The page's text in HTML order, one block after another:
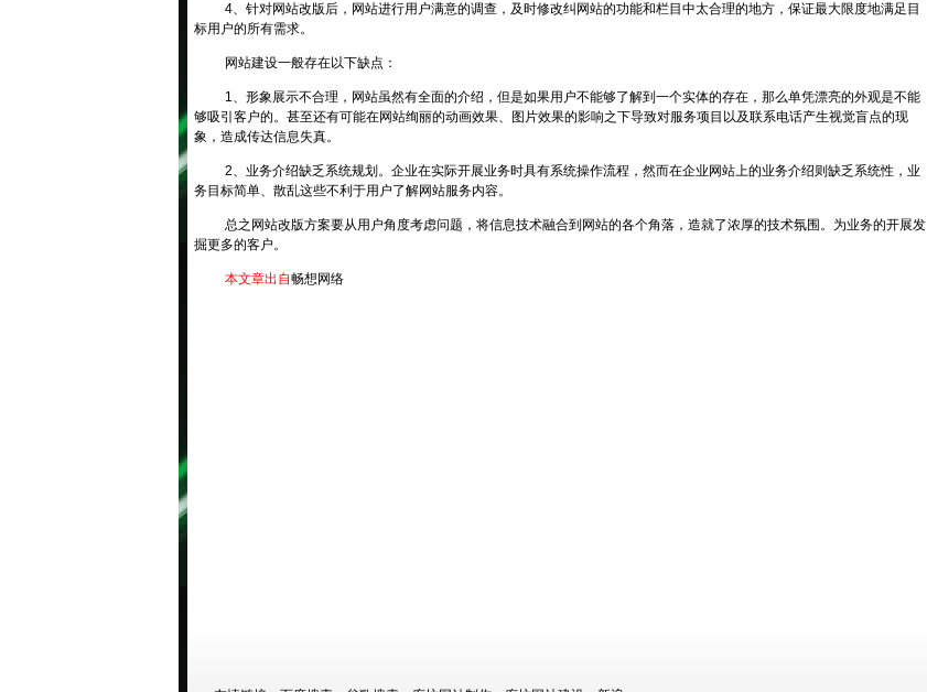
4、针对网站改版后，网站进行用户满意的调查，及时修改纠网站的功能和栏目中太合理的地方，保证最大限度地满足目
标用户的所有需求。
网站建设一般存在以下缺点：
1、形象展示不合理，网站虽然有全面的介绍，但是如果用户不能够了解到一个实体的存在，那么单凭漂亮的外观是不能
够吸引客户的。甚至还有可能在网站绚丽的动画效果、图片效果的影响之下导致对服务项目以及联系电话产生视觉盲点的现
象，造成传达信息失真。
2、业务介绍缺乏系统规划。企业在实际开展业务时具有系统操作流程，然而在企业网站上的业务介绍则缺乏系统性，业
务目标简单、散乱这些不利于用户了解网站服务内容。
总之网站改版方案要从用户角度考虑问题，将信息技术融合到网站的各个角落，造就了浓厚的技术氛围。为业务的开展发
掘更多的客户。
本文章出自畅想网络